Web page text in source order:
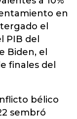
en
el
PIB del
Biden, el
finales del
bélico
sembró